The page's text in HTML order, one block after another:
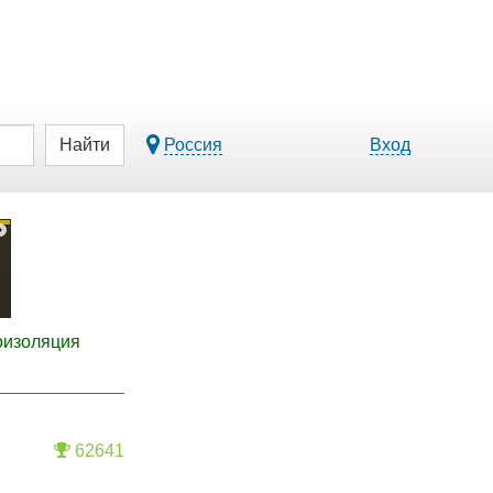
Найти Россия Вход
62641